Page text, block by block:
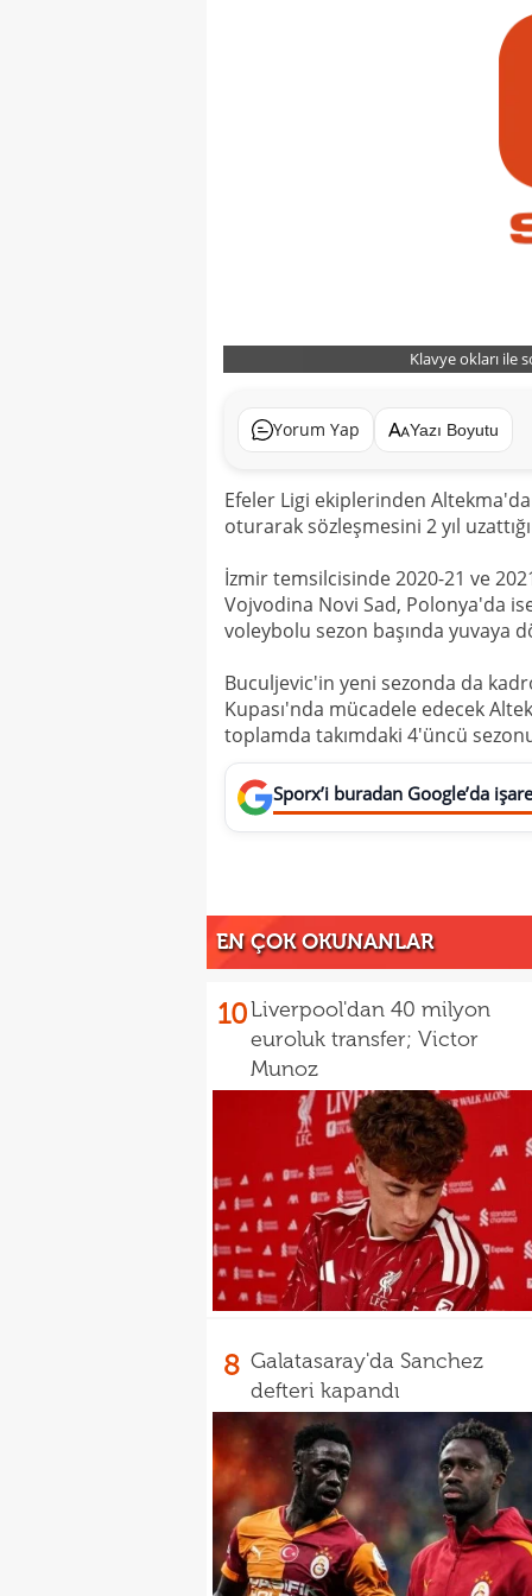
Klavye okları ile
Yorum Yap Yazı Boyutu
Efeler Ligi ekiplerinden
oturarak sözleşmesini 2 yıl
İzmir temsilcisinde 2020-21 ve
Vojvodina Novi Sad, Polonya'da
voleybolu sezon başında yuvaya
Buculjevic'in yeni sezonda da
Kupası'nda mücadele edecek
toplamda takımdaki 4'üncü
Sporx’i buradan Google’da
EN ÇOK OKUNANLAR
10Liverpool'dan 40 milyon
euroluk transfer; Victor
Munoz
8 Galatasaray'da Sanchez
defteri kapandı